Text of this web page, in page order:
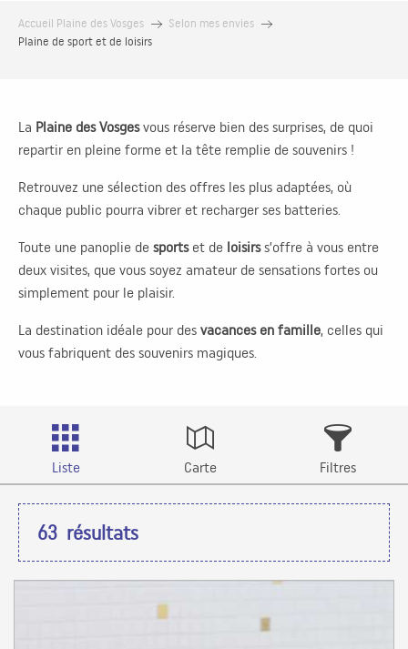
Accueil Plaine des Vosges
Selon mes envies
Plaine de sport et de loisirs
La Plaine des Vosgesvous réserve bien des surprises, de quoi
repartir en pleine forme et la tête remplie de souvenirs !
Retrouvez une sélection des offres les plus adaptées, où
chaque public pourra vibrer et recharger ses batteries.
Toute une panoplie de sportset de loisirss’offre à vous entre
deux visites, que vous soyez amateur de sensations fortes ou
simplement pour le plaisir.
La destination idéale pour des vacances en famille, celles qui
vous fabriquent des souvenirs magiques.
Liste Carte Filtres
63 résultats